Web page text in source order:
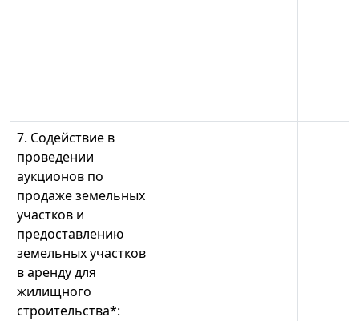
7. Содействие в
проведении
аукционов по
продаже земельных
участков и
предоставлению
земельных участков
в аренду для
жилищного
строительства*: